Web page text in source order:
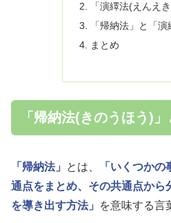
「演繹法(えんえ
「帰納法」と「
まとめ
「帰納法(きのうほう)
「帰納法」 とは、
「いくつか
通点をまとめ、その共通点から
を導き出す方法」
を意味する言